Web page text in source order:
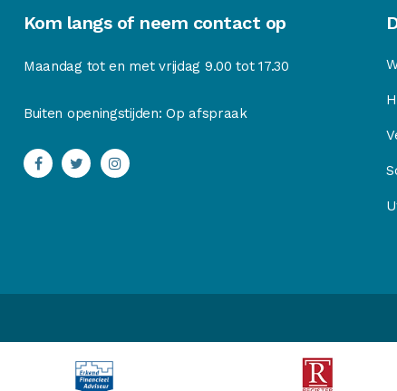
Kom langs of neem contact op
Maandag tot en met vrijdag 9.00 tot 17.30
Buiten openingstijden: Op afspraak